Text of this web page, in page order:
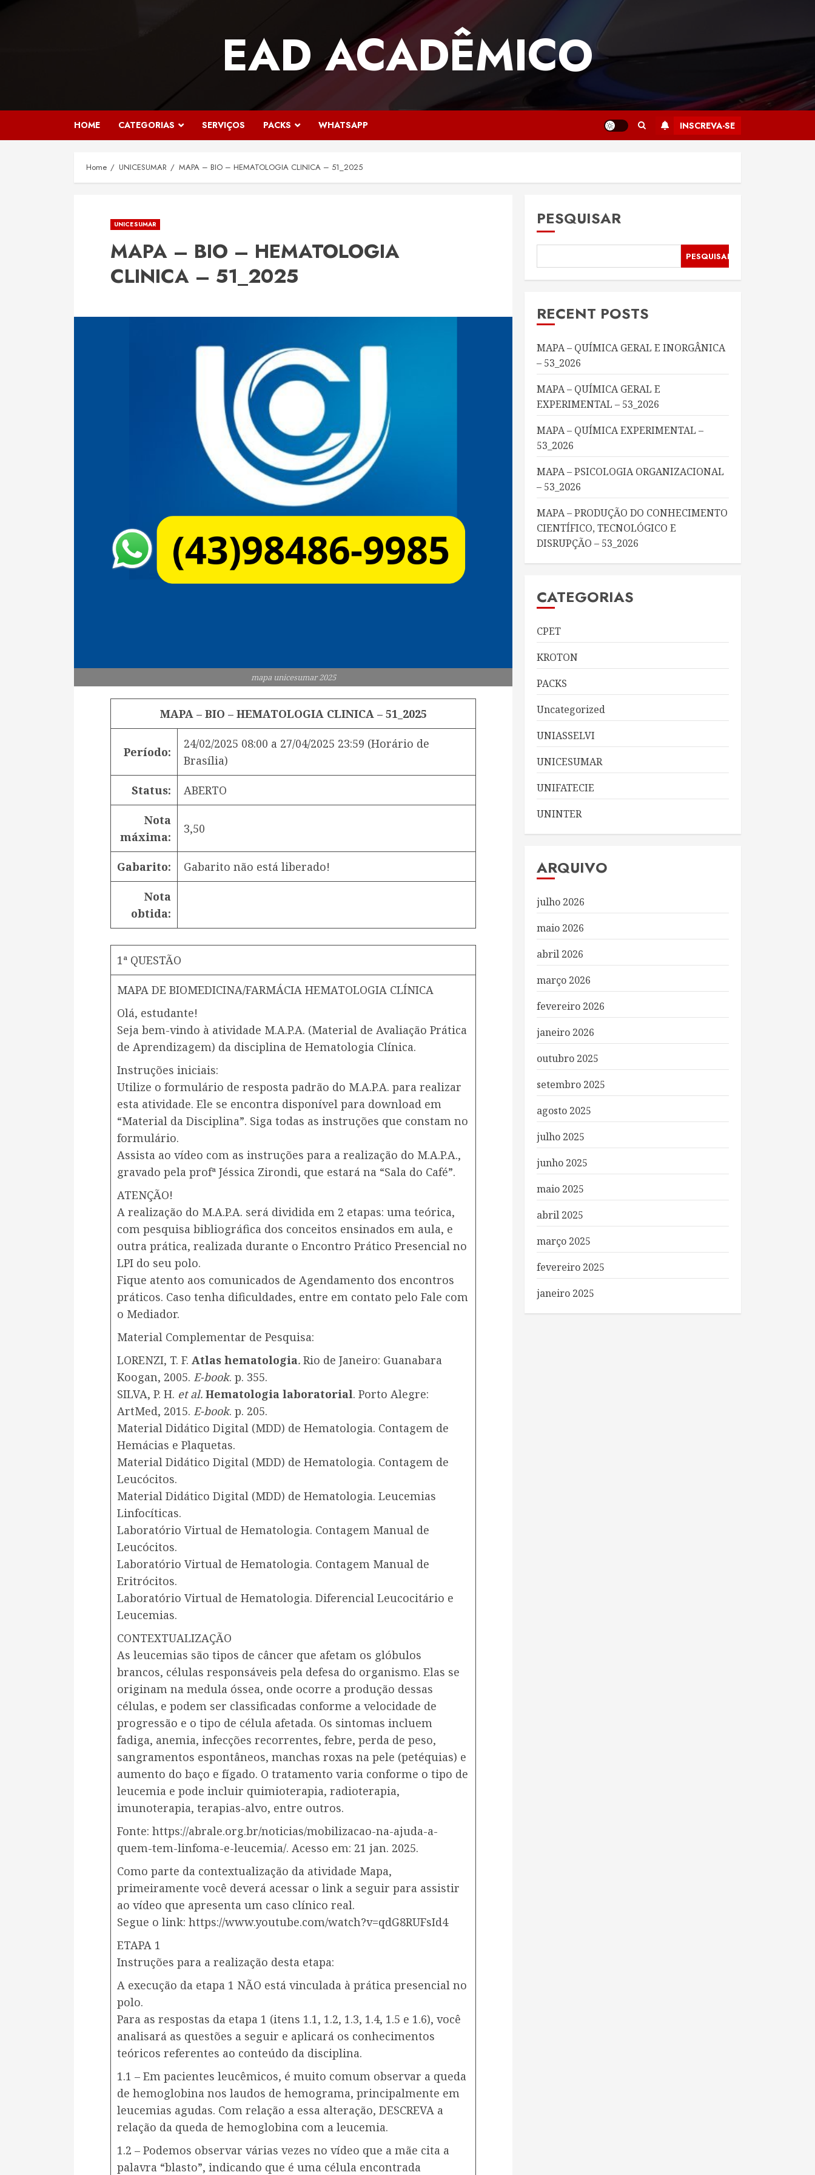
EAD ACADÊMICO
HOME CATEGORIAS SERVIÇOS PACKS WHATSAPP INSCREVA-SE
Home UNICESUMAR MAPA – BIO – HEMATOLOGIA CLINICA – 51_2025
UNICESUMAR
MAPA – BIO – HEMATOLOGIA
CLINICA – 51_2025
mapa unicesumar 2025
MAPA – BIO – HEMATOLOGIA CLINICA – 51_2025
Período:
24/02/2025 08:00 a 27/04/2025 23:59 (Horário de
Brasília)
Status: ABERTO
Nota
máxima:
3,50
Gabarito: Gabarito não está liberado!
Nota
obtida:
1ª QUESTÃO
MAPA DE BIOMEDICINA/FARMÁCIA HEMATOLOGIA CLÍNICA
Olá, estudante!
Seja bem-vindo à atividade M.A.P.A. (Material de Avaliação Prática
de Aprendizagem) da disciplina de Hematologia Clínica.
Instruções iniciais:
Utilize o formulário de resposta padrão do M.A.P.A. para realizar
esta atividade. Ele se encontra disponível para download em
“Material da Disciplina”. Siga todas as instruções que constam no
formulário.
Assista ao vídeo com as instruções para a realização do M.A.P.A.,
gravado pela profª Jéssica Zirondi, que estará na “Sala do Café”.
ATENÇÃO!
A realização do M.A.P.A. será dividida em 2 etapas: uma teórica,
com pesquisa bibliográfica dos conceitos ensinados em aula, e
outra prática, realizada durante o Encontro Prático Presencial no
LPI do seu polo.
Fique atento aos comunicados de Agendamento dos encontros
práticos. Caso tenha dificuldades, entre em contato pelo Fale com
o Mediador.
Material Complementar de Pesquisa:
LORENZI, T. F. Atlas hematologia. Rio de Janeiro: Guanabara
Koogan, 2005. E-book. p. 355.
SILVA, P. H. et al. Hematologia laboratorial. Porto Alegre:
ArtMed, 2015. E-book. p. 205.
Material Didático Digital (MDD) de Hematologia. Contagem de
Hemácias e Plaquetas.
Material Didático Digital (MDD) de Hematologia. Contagem de
Leucócitos.
Material Didático Digital (MDD) de Hematologia. Leucemias
Linfocíticas.
Laboratório Virtual de Hematologia. Contagem Manual de
Leucócitos.
Laboratório Virtual de Hematologia. Contagem Manual de
Eritrócitos.
Laboratório Virtual de Hematologia. Diferencial Leucocitário e
Leucemias.
CONTEXTUALIZAÇÃO
As leucemias são tipos de câncer que afetam os glóbulos
brancos, células responsáveis pela defesa do organismo. Elas se
originam na medula óssea, onde ocorre a produção dessas
células, e podem ser classificadas conforme a velocidade de
progressão e o tipo de célula afetada. Os sintomas incluem
fadiga, anemia, infecções recorrentes, febre, perda de peso,
sangramentos espontâneos, manchas roxas na pele (petéquias) e
aumento do baço e fígado. O tratamento varia conforme o tipo de
leucemia e pode incluir quimioterapia, radioterapia,
imunoterapia, terapias-alvo, entre outros.
Fonte: https://abrale.org.br/noticias/mobilizacao-na-ajuda-a-
quem-tem-linfoma-e-leucemia/. Acesso em: 21 jan. 2025.
Como parte da contextualização da atividade Mapa,
primeiramente você deverá acessar o link a seguir para assistir
ao vídeo que apresenta um caso clínico real.
Segue o link: https://www.youtube.com/watch?v=qdG8RUFsId4
ETAPA 1
Instruções para a realização desta etapa:
A execução da etapa 1 NÃO está vinculada à prática presencial no
polo.
Para as respostas da etapa 1 (itens 1.1, 1.2, 1.3, 1.4, 1.5 e 1.6), você
analisará as questões a seguir e aplicará os conhecimentos
teóricos referentes ao conteúdo da disciplina.
1.1 – Em pacientes leucêmicos, é muito comum observar a queda
de hemoglobina nos laudos de hemograma, principalmente em
leucemias agudas. Com relação a essa alteração, DESCREVA a
relação da queda de hemoglobina com a leucemia.
1.2 – Podemos observar várias vezes no vídeo que a mãe cita a
palavra “blasto”, indicando que é uma célula encontrada
PESQUISAR
PESQUISAR
RECENT POSTS
MAPA – QUÍMICA GERAL E INORGÂNICA
– 53_2026
MAPA – QUÍMICA GERAL E
EXPERIMENTAL – 53_2026
MAPA – QUÍMICA EXPERIMENTAL –
53_2026
MAPA – PSICOLOGIA ORGANIZACIONAL
– 53_2026
MAPA – PRODUÇÃO DO CONHECIMENTO
CIENTÍFICO, TECNOLÓGICO E
DISRUPÇÃO – 53_2026
CATEGORIAS
CPET
KROTON
PACKS
Uncategorized
UNIASSELVI
UNICESUMAR
UNIFATECIE
UNINTER
ARQUIVO
julho 2026
maio 2026
abril 2026
março 2026
fevereiro 2026
janeiro 2026
outubro 2025
setembro 2025
agosto 2025
julho 2025
junho 2025
maio 2025
abril 2025
março 2025
fevereiro 2025
janeiro 2025